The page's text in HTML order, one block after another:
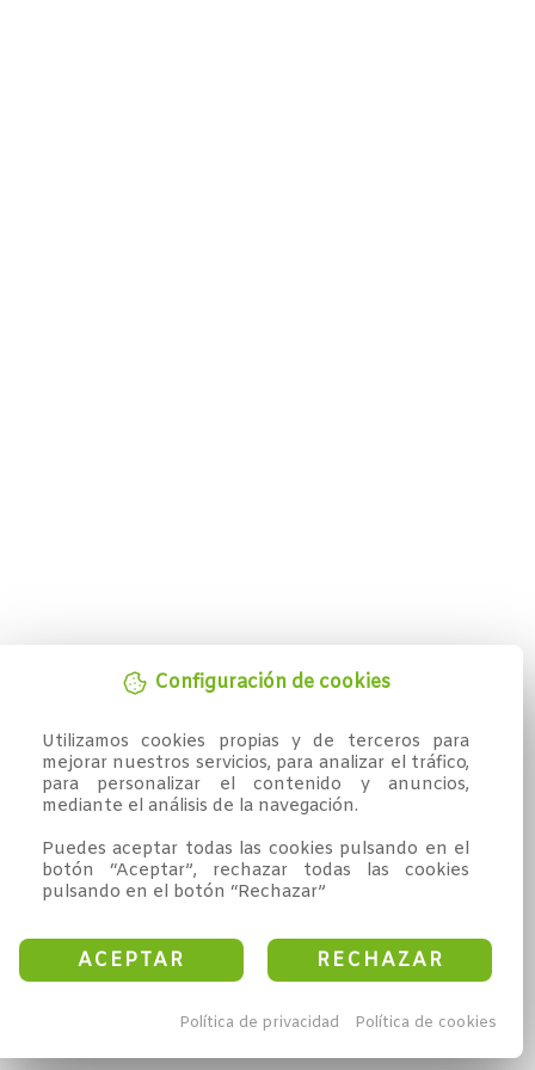
Configuración de cookies
Utilizamos cookies propias y de terceros para
mejorar nuestros servicios, para analizar el tráfico,
para personalizar el contenido y anuncios,
mediante el análisis de la navegación.
Puedes aceptar todas las cookies pulsando en el
botón “Aceptar”, rechazar todas las cookies
pulsando en el botón “Rechazar”
ACEPTAR RECHAZAR
Política de privacidad Política de cookies